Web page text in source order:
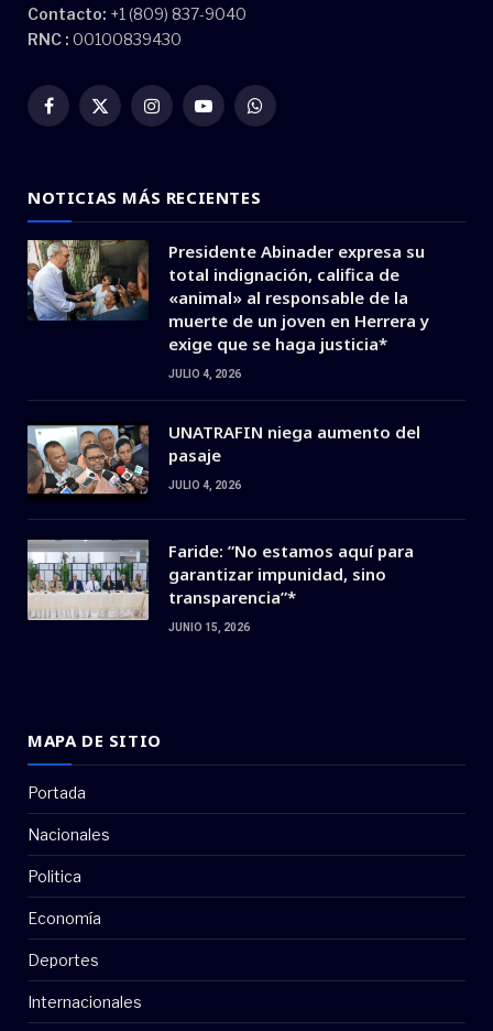
Contacto: +1 (809) 837-9040
RNC : 00100839430
Facebook
X
InstagramYouTubeWhatsApp
NOTICIAS MÁS RECIENTES
Presidente Abinader expresa su
total indignación, califica de
«animal» al responsable de la
muerte de un joven en Herrera y
exige que se haga justicia*
JULIO 4, 2026
UNATRAFIN niega aumento del
pasaje
JULIO 4, 2026
Faride: ”No estamos aquí para
garantizar impunidad, sino
transparencia”*
JUNIO 15, 2026
MAPA DE SITIO
Portada
Nacionales
Politica
Economía
Deportes
Internacionales